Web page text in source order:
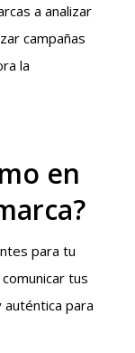
a analizar
campañas
la
en
para tu
tus
para